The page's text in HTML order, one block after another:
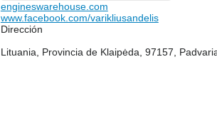
engineswarehouse.com
www.facebook.com/varikliusandelis
Dirección
Lituania, Provincia de Klaipėda, 97157,